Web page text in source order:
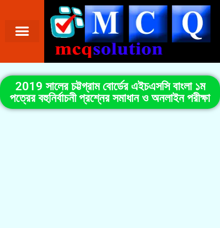
2019 সালের চট্টগ্রাম বোর্ডের এইচএসসি বাংলা ১ম
পত্রের বহুনির্বাচনী প্রশ্নের সমাধান ও অনলাইন পরীক্ষা